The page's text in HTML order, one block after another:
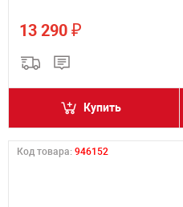
13 290 ₽
Купить
Код товара: 946152